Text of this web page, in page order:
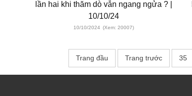
lần hai khi thăm dò vẫn ngang ngửa ? |
10/10/24
10/10/2024 (Xem: 20007)
Trang đầu Trang trước 35